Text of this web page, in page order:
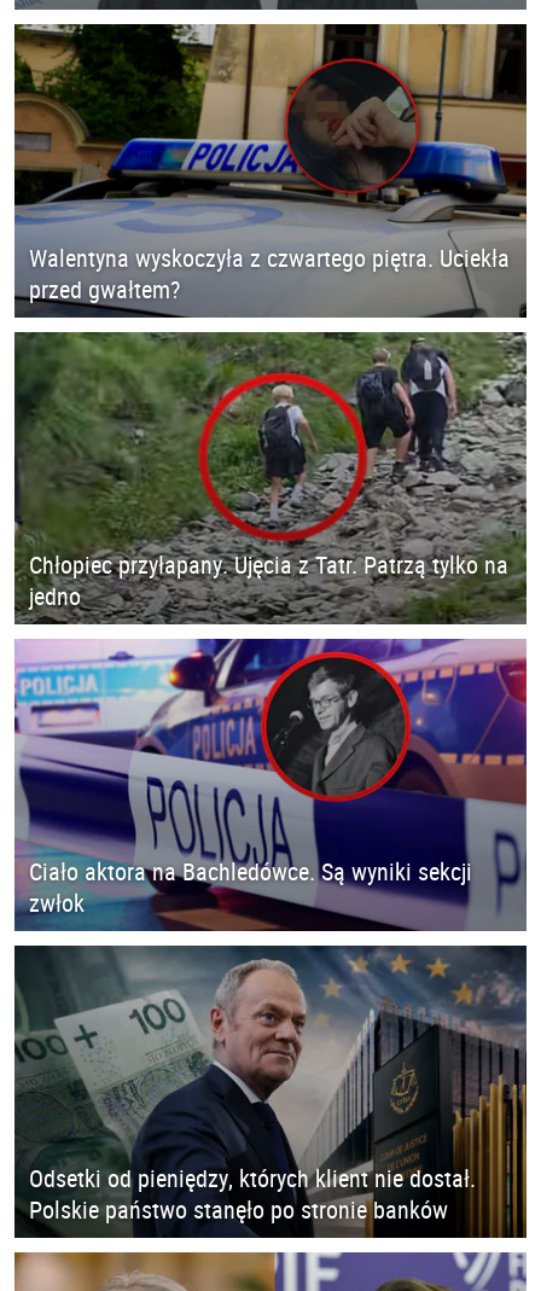
Walentyna wyskoczyła z czwartego piętra. Uciekła
przed gwałtem?
Chłopiec przyłapany. Ujęcia z Tatr. Patrzą tylko na
jedno
Ciało aktora na Bachledówce. Są wyniki sekcji
zwłok
Odsetki od pieniędzy, których klient nie dostał.
Polskie państwo stanęło po stronie banków